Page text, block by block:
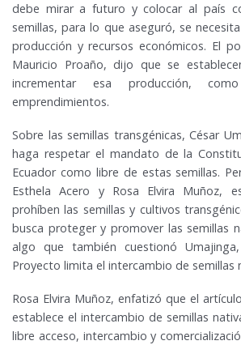
debe mirar a futuro y colocar al país
semillas, para lo que aseguró, se
producción y recursos económicos. El
Mauricio Proaño, dijo que se
incrementar esa producción,
emprendimientos.
Sobre las semillas transgénicas, César
haga respetar el mandato de la
Ecuador como libre de estas semillas.
Esthela Acero y Rosa Elvira Muñoz,
prohíben las semillas y cultivos
busca proteger y promover las semillas
algo que también cuestionó
Proyecto limita el intercambio de semillas
Rosa Elvira Muñoz, enfatizó que el
establece el intercambio de semillas
libre acceso, intercambio y